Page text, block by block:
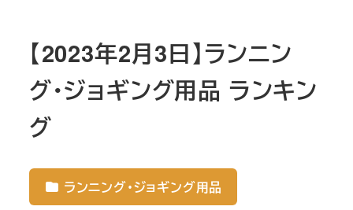
【2023年2月3日】ランニン
グ・ジョギング用品 ランキン
グ
ランニング・ジョギング用品